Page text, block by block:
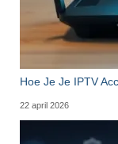
Hoe Je Je IPTV
22 april 2026